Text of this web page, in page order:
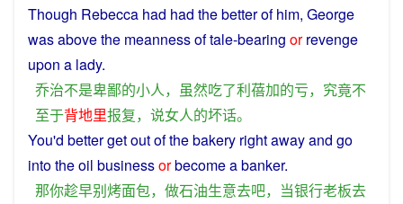
Though Rebecca had had the betterofhim, George
wasabovethe meannessoftale-bearing or revenge
upon a lady.
乔治不是卑鄙的小人， 虽然吃了利蓓加的亏， 究竟不
至于背地里报复， 说女人的坏话。
You'd bettergetout ofthebakery rightawayand go
into theoil businessorbecomeabanker.
那你趁早别烤面包， 做石油生意去吧， 当银行老板去